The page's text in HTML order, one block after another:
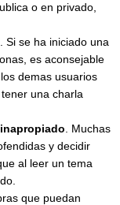
o en privado,
. Si se ha iniciado una
es aconsejable
demas usuarios
una charla
. Muchas
y decidir
al leer un tema
que puedan